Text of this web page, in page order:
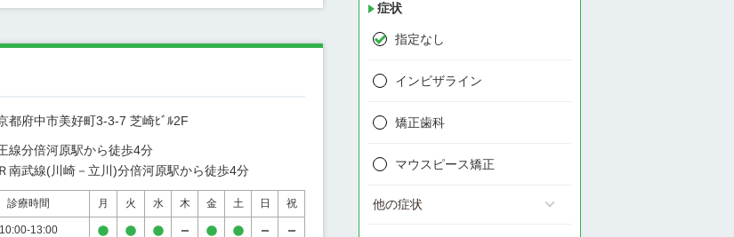
症状
指定なし
インビザライン
矯正歯科
マウスピース矯正
他の症状
都府中市美好町3-3-7 芝崎ﾋﾞﾙ2F
線分倍河原駅から徒歩4分
Ｒ南武線(川崎－立川)分倍河原駅から徒歩4分
診療時間 月 火 水 木 金 土 日 祝
10:00-13:00